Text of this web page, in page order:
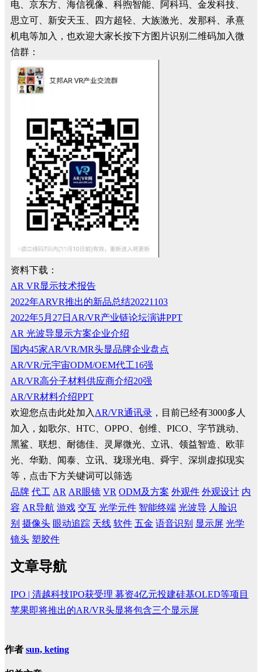
电、京东方、海信视像、科煦智能、阿科玛、金发科技、
思立可、新安天玉、四方超轻、大族激光、发那科、承熹
机电等加入，也欢迎大家长按下方图片识别二维码加入微
信群：
资料下载：
AR VR显示技术报告
2022年ARVR推出的新品总结20221103
2022年5月27日AR/VR产业链论坛演讲PPT
AR 光波导显示方案企业介绍
国内45家AR/VR/MR头显品牌企业盘点
AR/VR/元宇宙ODM/OEM代工16强
AR/VR高分子材料供应商介绍20强
AR/VR材料介绍PPT
欢迎您点击此处加入 AR/VR通讯录 ，目前已经有3000多人
加入，如歌尔、HTC、OPPO、创维、PICO、字节跳动、
黑鲨、联想、耐德佳、灵犀微光、立讯、领益智造、欧菲
光、华勤、闻泰、立讯、珑璟光电、舜宇、深圳虚拟现实
等，点击下方关键词可以筛选
品牌 代工 AR AR眼镜 VR ODM及方案 外观件 外观设计 内
容 AR导航 游戏 交互 光学元件 智能终端 光波导 人脸识
别 摄像头 眼动追踪 天线 软件 五金 语音识别 显示屏 光学
镜头 塑胶件
文章导航
IPO | 清越科技IPO获受理 募资4亿元投建硅基OLED等项目
苹果即将推出的AR/VR头显将包含三个显示屏
作者 sun, keting